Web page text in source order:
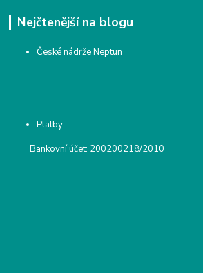
Nejčtenější na blogu
České nádrže Neptun
Platby
Bankovní účet: 200200218/2010